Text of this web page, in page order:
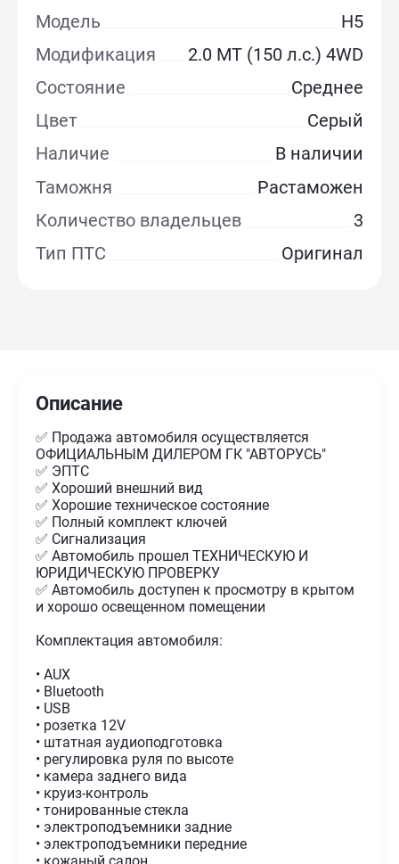
Модель
H5
Модификация
2.0 MT (150 л.с.) 4WD
Состояние
Среднее
Цвет
Серый
Наличие
В наличии
Таможня
Растаможен
Количество владельцев
3
Тип ПТС
Оригинал
Описание
✅ Продажа автомобиля осуществляется
ОФИЦИАЛЬНЫМ ДИЛЕРОМ ГК "АВТОРУСЬ"
✅ ЭПТС
✅ Хороший внешний вид
✅ Хорошие техническое состояние
✅ Полный комплект ключей
✅ Сигнализация
✅ Автомобиль прошел ТЕХНИЧЕСКУЮ И
ЮРИДИЧЕСКУЮ ПРОВЕРКУ
✅ Автомобиль доступен к просмотру в крытом
и хорошо освещенном помещении
Комплектация автомобиля:
• AUX
• Bluetooth
• USB
• розетка 12V
• штатная аудиоподготовка
• регулировка руля по высоте
• камера заднего вида
• круиз-контроль
• тонированные стекла
• электроподъемники задние
• электроподъемники передние
• кожаный салон